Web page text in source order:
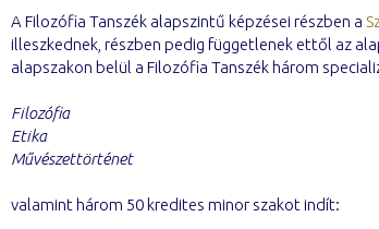
A Filozófia Tanszék alapszintű képzései részben a
illeszkednek, részben pedig függetlenek ettől az
alapszakon belül a Filozófia Tanszék három
Filozófia
Etika
Művészettörténet
valamint három 50 kredites minor szakot indít: